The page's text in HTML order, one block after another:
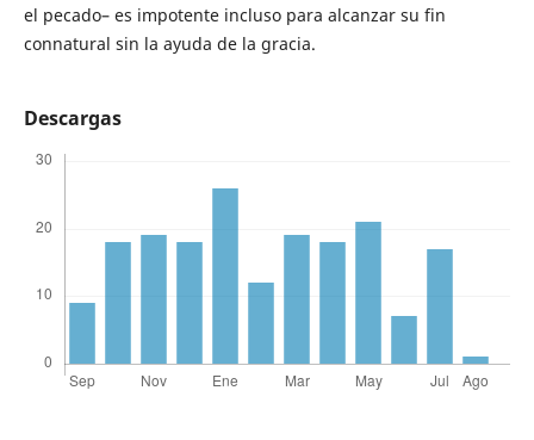
el pecado– es impotente incluso para alcanzar su fin
connatural sin la ayuda de la gracia.
Descargas